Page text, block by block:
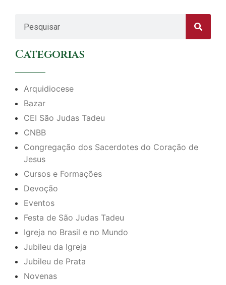
Categorias
Arquidiocese
Bazar
CEI São Judas Tadeu
CNBB
Congregação dos Sacerdotes do Coração de
Jesus
Cursos e Formações
Devoção
Eventos
Festa de São Judas Tadeu
Igreja no Brasil e no Mundo
Jubileu da Igreja
Jubileu de Prata
Novenas